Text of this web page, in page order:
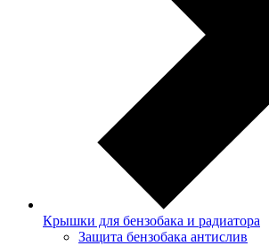
Крышки для бензобака и радиатора
Защита бензобака антислив